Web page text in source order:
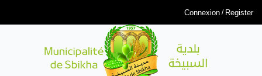
Connexion Register